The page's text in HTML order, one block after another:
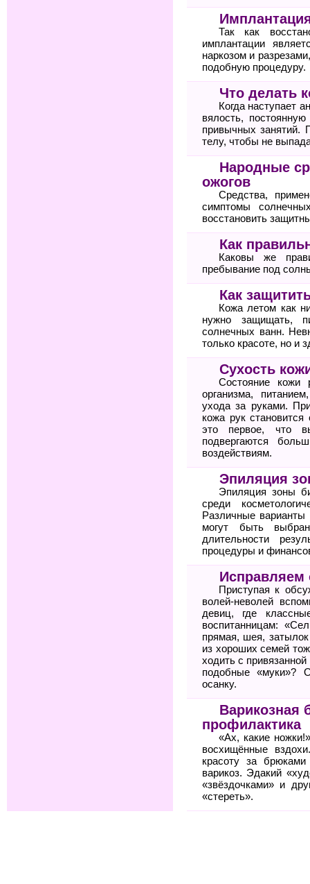
Так как
имплантации
наркозом и
подобную процедуру.
Что делать
Когда наступает
вялость,
привычных занятий.
телу, чтобы не
Народные
ожогов
Средства,
симптомы
восстановить
Как
Каковы же
пребывание под
Как
Кожа летом как
нужно защищать,
солнечных ванн.
только красоте, но и
Сухость
Состояние кожи
организма,
ухода за руками.
кожа рук
это первое, что
подвергаются
воздействиям.
Эпиляция
Эпиляция зоны
среди
Различные варианты
могут быть
длительности
процедуры и
Исправляем
Приступая к
волей-неволей
девиц, где
воспитанницам:
прямая, шея,
из хороших семей
ходить с
подобные «муки»?
осанку.
Варикозная
профилактика
«Ах, какие
восхищённые
красоту за
варикоз. Эдакий
«звёздочками» и
«стереть».